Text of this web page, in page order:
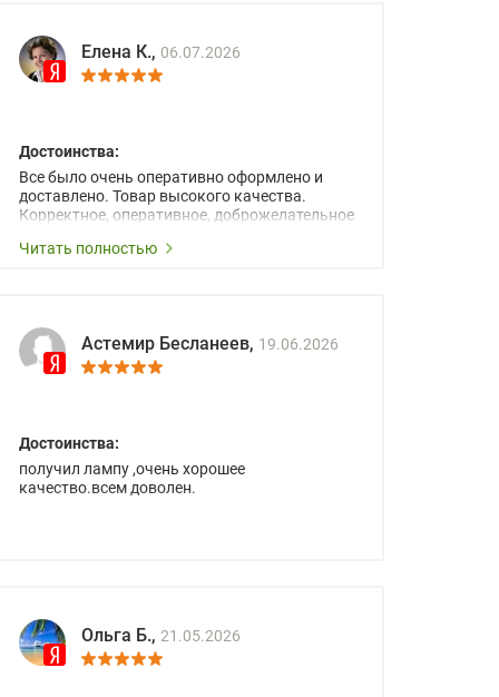
Елена К., 06.07.2026
Достоинства:
Все было очень оперативно оформлено и
доставлено. Товар высокого качества.
Корректное, оперативное, доброжелательное
Читать полностью
Астемир Бесланеев, 19.06.2026
Достоинства:
получил лампу ,очень хорошее
качество.всем доволен.
Ольга Б., 21.05.2026